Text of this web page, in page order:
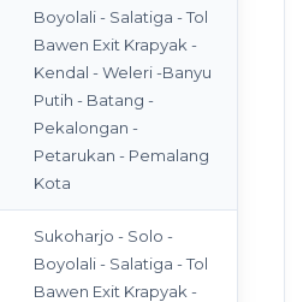
Boyolali - Salatiga - Tol
Bawen Exit Krapyak -
Kendal - Weleri -Banyu
Putih - Batang -
Pekalongan -
Petarukan - Pemalang
Kota
Sukoharjo - Solo -
Boyolali - Salatiga - Tol
Bawen Exit Krapyak -